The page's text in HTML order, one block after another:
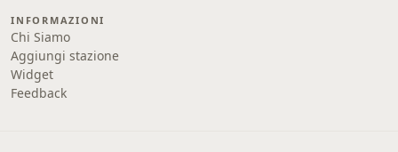
INFORMAZIONI
Chi Siamo
Aggiungi stazione
Widget
Feedback